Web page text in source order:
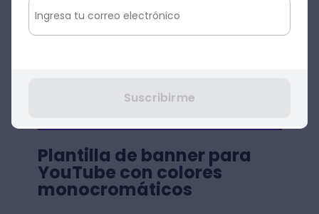
Plantilla de banner para
YouTube con colores
monocromáticos
Suscribirme